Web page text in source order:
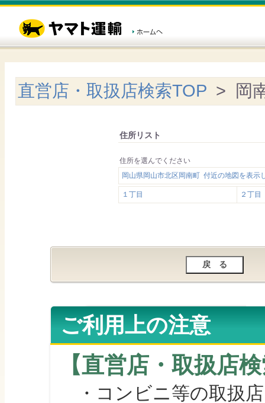
直営店・取扱店検索TOP > 岡
住所リスト
住所を選んでください
岡山県岡山市北区岡南町 付近の地図を表示
１丁目 ２丁目
ご利用上の注意
【直営店・取扱店
・コンビニ等の取扱